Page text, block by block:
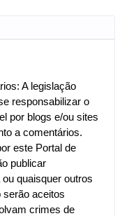
A legislação
responsabilizar o
por blogs e/ou sites
a comentários.
este Portal de
publicar
quaisquer outros
serão aceitos
crimes de